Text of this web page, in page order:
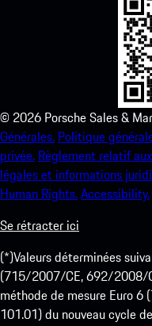
© 2026 Porsche Sales &
Générales. Politique
privée. Règlement relatif
légales et informations
Human Rights.Accessibility.
Se rétracter ici
(*)Valeurs déterminées
(715/2007/CE, 692/2008/
méthode de mesure Euro
101.01) du nouveau cycle